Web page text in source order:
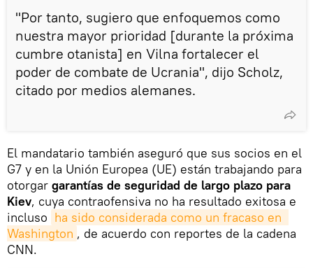
"Por tanto, sugiero que enfoquemos como
nuestra mayor prioridad [durante la próxima
cumbre otanista] en Vilna fortalecer el
poder de combate de Ucrania", dijo Scholz,
citado por medios alemanes.
El mandatario también aseguró que sus socios en el
G7 y en la Unión Europea (UE) están trabajando para
otorgar garantías de seguridad de largo plazo para
Kiev, cuya contraofensiva no ha resultado exitosa e
incluso ha sido considerada como un fracaso en
Washington , de acuerdo con reportes de la cadena
CNN.